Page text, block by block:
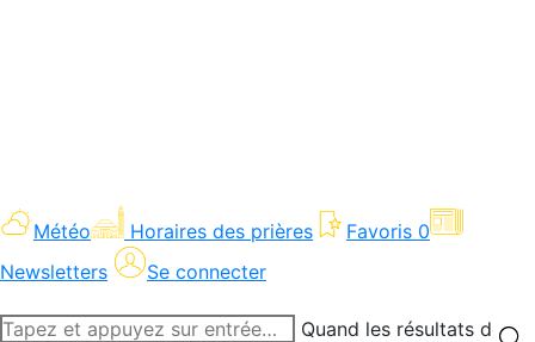
Météo Horaires des prières Favoris 0
Newsletters
Se connecter
Recherche
Quand les résultats de